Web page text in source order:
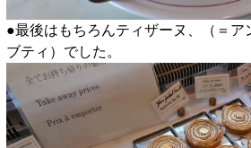
●最後はもちろんティザーヌ、（＝ア
ブティ）でした。